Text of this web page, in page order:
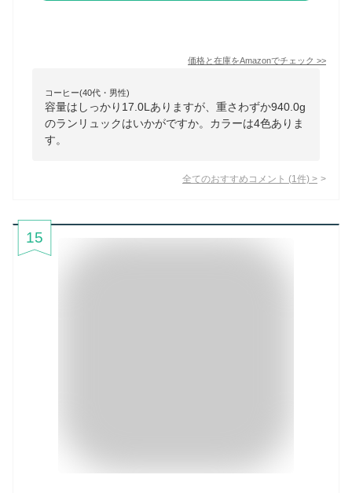
価格と在庫をAmazonでチェック >>
コーヒー(40代・男性)
容量はしっかり17.0Lありますが、重さわずか940.0g
のランリュックはいかがですか。カラーは4色ありま
す。
全てのおすすめコメント (1 件) >
15